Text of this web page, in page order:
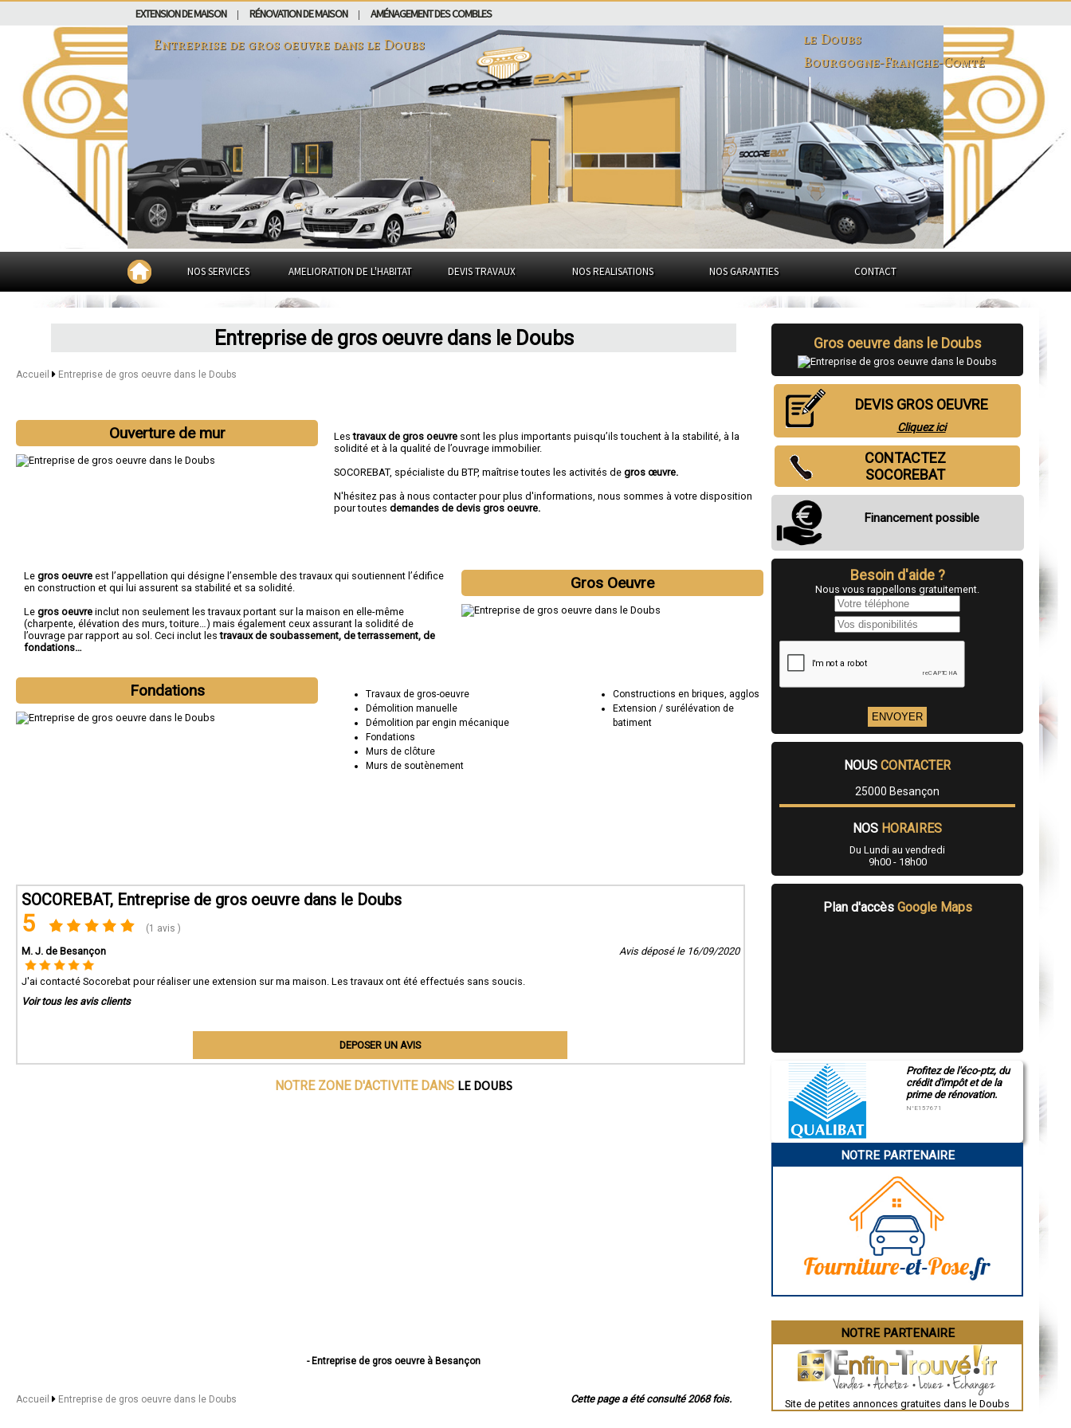
EXTENSION DE MAISON RÉNOVATION DE MAISON AMÉNAGEMENT DES COMBLES
Entreprise de gros oeuvre dans le Doubs
le Doubs
Bourgogne-Franche-Comté
NOS SERVICES AMELIORATION DE L'HABITAT DEVIS TRAVAUX NOS REALISATIONS NOS GARANTIES CONTACT
Entreprise de gros oeuvre dans le Doubs
Accueil Entreprise de gros oeuvre dans le Doubs
Ouverture de mur Lestravaux de gros oeuvre sont les plus importants puisqu’ils touchent à la stabilité, à la
solidité et à la qualité de l’ouvrage immobilier.
SOCOREBAT, spécialiste du BTP, maîtrise toutes les activités degros œuvre.
N'hésitez pas à nous contacter pour plus d'informations, nous sommes à votre disposition
pour toutesdemandes de devis gros oeuvre.
Gros Oeuvre
Le gros oeuvre est l’appellation qui désigne l’ensemble des travaux qui soutiennent l’édifice
en construction et qui lui assurent sa stabilité et sa solidité.
Le gros oeuvre inclut non seulement les travaux portant sur la maison en elle-même
(charpente, élévation des murs, toiture…) mais également ceux assurant la solidité de
l’ouvrage par rapport au sol. Ceci inclut lestravaux de soubassement, de terrassement, de
fondations…
Fondations
Travaux de gros-oeuvre
Démolition manuelle
Démolition par engin mécanique
Fondations
Murs de clôture
Murs de soutènement
Constructions en briques, agglos
Extension / surélévation de
batiment
SOCOREBAT, Entreprise de gros oeuvre dans le Doubs
5 (1 avis )
M. J. de Besançon Avis déposé le 16/09/2020
J'ai contacté Socorebat pour réaliser une extension sur ma maison. Les travaux ont été effectués sans soucis.
Voir tous les avis clients
DEPOSER UN AVIS
NOTRE ZONE D'ACTIVITE DANS LE DOUBS
- Entreprise de gros oeuvre à Besançon
Cette page a été consulté 2068 fois.
Accueil Entreprise de gros oeuvre dans le Doubs
Gros oeuvre dans le Doubs
DEVIS GROS OEUVRE
Cliquez ici
CONTACTEZ
SOCOREBAT
Financement possible
Besoin d'aide ?
Nous vous rappellons gratuitement.
NOUS CONTACTER
25000 Besançon
NOS HORAIRES
Du Lundi au vendredi
9h00 - 18h00
Plan d'accès Google Maps
Profitez de l'éco-ptz, du
crédit d'impôt et de la
prime de rénovation.
N°E157671
NOTRE PARTENAIRE
NOTRE PARTENAIRE
Site de petites annonces gratuites dans le Doubs